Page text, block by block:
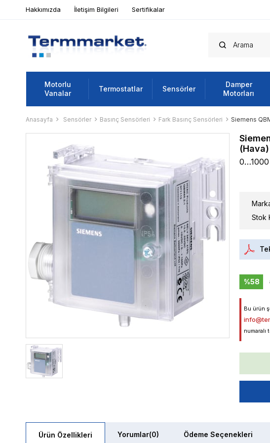
Hakkımızda İletişim Bilgileri Sertifikalar
Motorlu
Vanalar
Termostatlar Sensörler
Damper
Motorları
Anasayfa Sensörler Basınç Sensörleri Fark Basınç Sensörleri Siemens
(Hava)
Stok
%58
İndirim
Bu ürün
Ürün Özellikleri Yorumlar(0) Ödeme Seçenekleri